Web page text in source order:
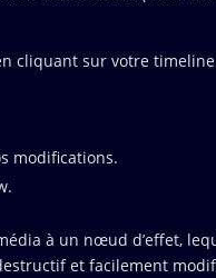
cliquant sur votre
modifications.
à un nœud d’effet,
et facilement